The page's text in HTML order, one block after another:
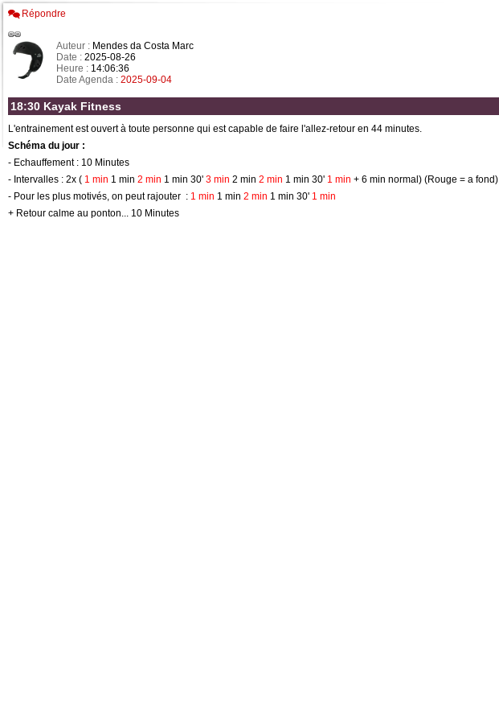
Répondre
Auteur : Mendes da Costa Marc
Date : 2025-08-26
Heure : 14:06:36
Date Agenda : 2025-09-04
18:30 Kayak Fitness
L'entrainement est ouvert à toute personne qui est capable de faire l'allez-retour en 44 minutes.
Schéma du jour :
- Echauffement : 10 Minutes
- Intervalles : 2x ( 1 min 1 min 2 min 1 min 30' 3 min 2 min 2 min 1 min 30' 1 min + 6 min normal) (Rouge = a fond)
- Pour les plus motivés, on peut rajouter : 1 min 1 min 2 min 1 min 30' 1 min
+ Retour calme au ponton... 10 Minutes